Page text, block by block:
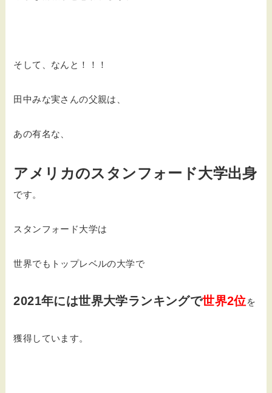
そして、なんと！！！
田中みな実さんの父親は、
あの有名な、
アメリカのスタンフォード大学出身
です。
スタンフォード大学は
世界でもトップレベルの大学で
2021年には世界大学ランキングで世界2位 を
獲得しています。